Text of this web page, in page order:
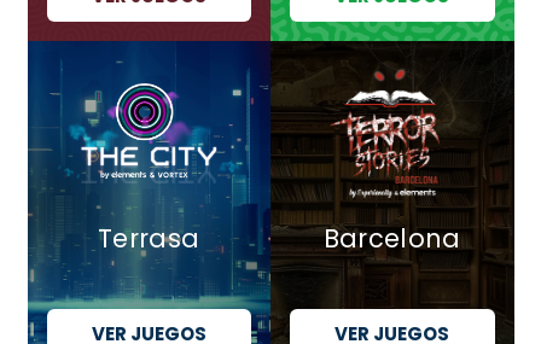
Terrasa
VER JUEGOS
Barcelona
VER JUEGOS